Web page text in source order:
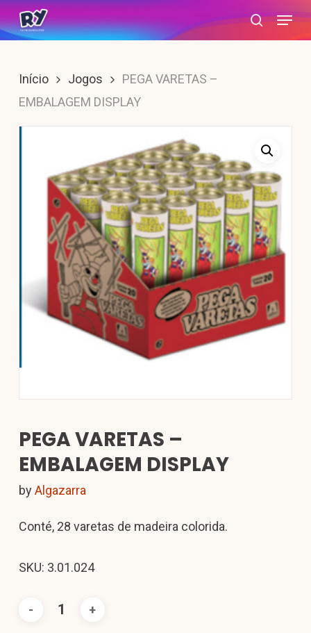
Skip
to
content
search
Menu
Início Jogos
PEGA VARETAS –
EMBALAGEM DISPLAY
PEGA VARETAS –
EMBALAGEM DISPLAY
byAlgazarra
Conté, 28 varetas de madeira colorida.
SKU: 3.01.024